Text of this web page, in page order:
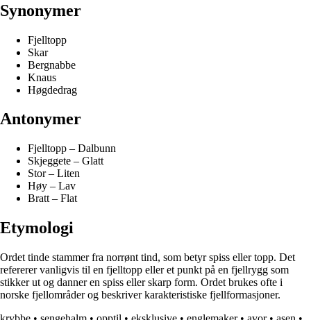
Synonymer
Fjelltopp
Skar
Bergnabbe
Knaus
Høgdedrag
Antonymer
Fjelltopp – Dalbunn
Skjeggete – Glatt
Stor – Liten
Høy – Lav
Bratt – Flat
Etymologi
Ordet tinde stammer fra norrønt tind, som betyr spiss eller topp. Det
refererer vanligvis til en fjelltopp eller et punkt på en fjellrygg som
stikker ut og danner en spiss eller skarp form. Ordet brukes ofte i
norske fjellområder og beskriver karakteristiske fjellformasjoner.